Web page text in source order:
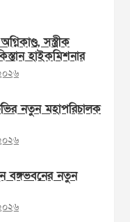
সস্ত্রীক
হাইকমিশনার
নতুন মহাপরিচালক
বঙ্গভবনের নতুন